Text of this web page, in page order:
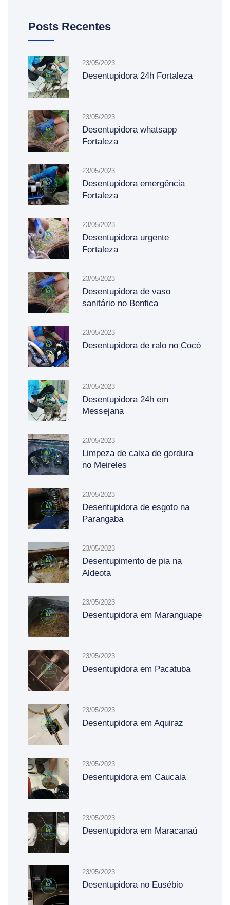
Posts Recentes
23/05/2023
Desentupidora 24h Fortaleza
23/05/2023
Desentupidora whatsapp
Fortaleza
23/05/2023
Desentupidora emergência
Fortaleza
23/05/2023
Desentupidora urgente
Fortaleza
23/05/2023
Desentupidora de vaso
sanitário no Benfica
23/05/2023
Desentupidora de ralo no Cocó
23/05/2023
Desentupidora 24h em
Messejana
23/05/2023
Limpeza de caixa de gordura
no Meireles
23/05/2023
Desentupidora de esgoto na
Parangaba
23/05/2023
Desentupimento de pia na
Aldeota
23/05/2023
Desentupidora em Maranguape
23/05/2023
Desentupidora em Pacatuba
23/05/2023
Desentupidora em Aquiraz
23/05/2023
Desentupidora em Caucaia
23/05/2023
Desentupidora em Maracanaú
23/05/2023
Desentupidora no Eusébio